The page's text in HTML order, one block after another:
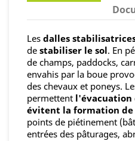
Les dalles
de stabiliser le sol. En
de champs, paddocks,
envahis par la boue
des chevaux et poneys.
permettent l'évacuation
évitent la formation
points de piétinement
entrées des pâturages,